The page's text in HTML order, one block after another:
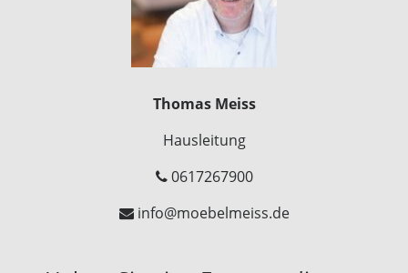
Thomas Meiss
Hausleitung
0617267900
info@moebelmeiss.de